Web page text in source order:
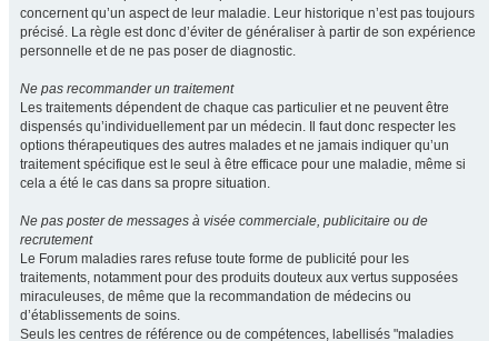
concernent qu’un aspect de leur maladie. Leur historique n’est pas toujours
précisé. La règle est donc d’éviter de généraliser à partir de son expérience
personnelle et de ne pas poser de diagnostic.
Ne pas recommander un traitement
Les traitements dépendent de chaque cas particulier et ne peuvent être
dispensés qu’individuellement par un médecin. Il faut donc respecter les
options thérapeutiques des autres malades et ne jamais indiquer qu’un
traitement spécifique est le seul à être efficace pour une maladie, même si
cela a été le cas dans sa propre situation.
Ne pas poster de messages à visée commerciale, publicitaire ou de
recrutement
Le Forum maladies rares refuse toute forme de publicité pour les
traitements, notamment pour des produits douteux aux vertus supposées
miraculeuses, de même que la recommandation de médecins ou
d’établissements de soins.
Seuls les centres de référence ou de compétences, labellisés "maladies